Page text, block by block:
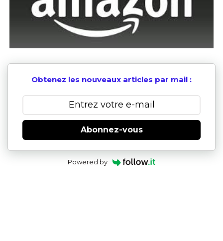
Obtenez les nouveaux articles par mail :
Abonnez-vous
Powered by